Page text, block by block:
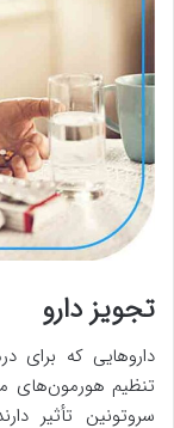
تجویز دارو
داروهایی که برای
تنظیم هورمون‌های
سروتونین تأثیر